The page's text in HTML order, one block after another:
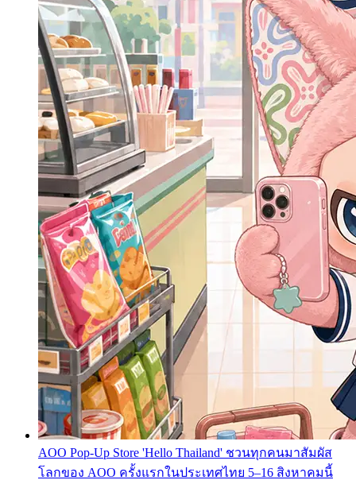
AOO Pop-Up Store 'Hello Thailand' ชวนทุกคนมาสัมผัส
โลกของ AOO ครั้งแรกในประเทศไทย 5–16 สิงหาคมนี้